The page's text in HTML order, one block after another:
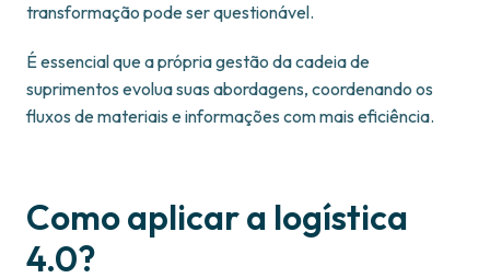
transformação pode ser questionável.
É essencial que a própria gestão da cadeia de
suprimentos evolua suas abordagens, coordenando os
fluxos de materiais e informações com mais eficiência.
Como aplicar a logística
4.0?